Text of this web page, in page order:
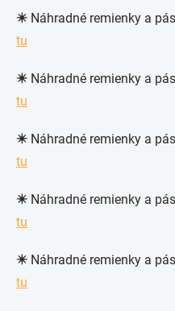
✴️ Náhradné remienky a
tu
✴️ Náhradné remienky a
tu
✴️ Náhradné remienky a
tu
✴️ Náhradné remienky a
tu
✴️ Náhradné remienky a
tu